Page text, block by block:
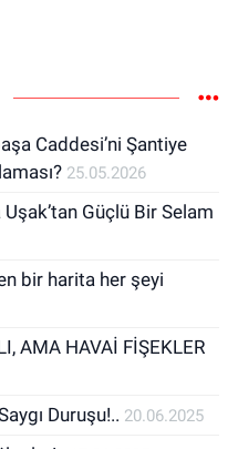
Caddesi’ni Şantiye
25.05.2026
Uşak’tan Güçlü Bir Selam
bir harita her şeyi
AMA HAVAİ FİŞEKLER
Duruşu!.. 20.06.2025